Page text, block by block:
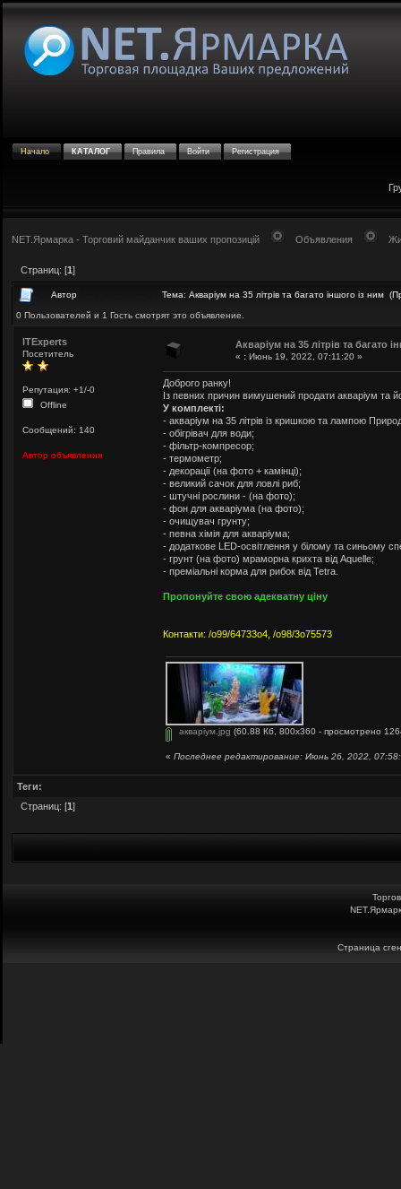
Начало КАТАЛОГ Правила Войти Регистрация
NET.Ярмарка - Торговий майданчик ваших пропозицій Объявления
Страниц: [1]
Автор Тема: Акваріум на 35 літрів та багато іншого із ним
0 Пользователей и 1 Гость смотрят это объявление.
ITExperts
Посетитель
Репутация: +1/-0
Offline
Сообщений: 140
Автор объявления
Акваріум на 35 літрів та багато
« : Июнь 19, 2022, 07:11:20 »
Доброго ранку!
Із певних причин вимушений продати акваріум та
У комплекті:
- акваріум на 35 літрів із кришкою та лампою
- обігрівач для води;
- фільтр-компресор;
- термометр;
- декорації (на фото + камінці);
- великий сачок для ловлі риб;
- штучні рослини - (на фото);
- фон для акваріума (на фото);
- очищувач грунту;
- певна хімія для акваріума;
- додаткове LED-освітлення у білому та синьому
- грунт (на фото) мраморна крихта від Aquelle;
- преміальні корма для рибок від Tetra.
Пропонуйте свою адекватну ціну
Контакти: /о99/64733о4, /о98/3о75573
акваріум.jpg (60.88 Кб, 800x360 - просмотрено
« Последнее редактирование: Июнь 26, 2022,
Теги:
Страниц: [1]
Страница